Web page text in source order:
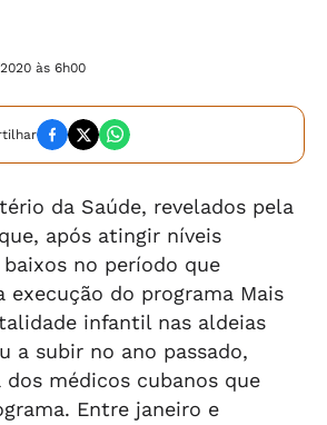
às 6h00
da Saúde, revelados pela
após atingir níveis
no período que
execução do programa Mais
infantil nas aldeias
a subir no ano passado,
dos médicos cubanos que
Entre janeiro e